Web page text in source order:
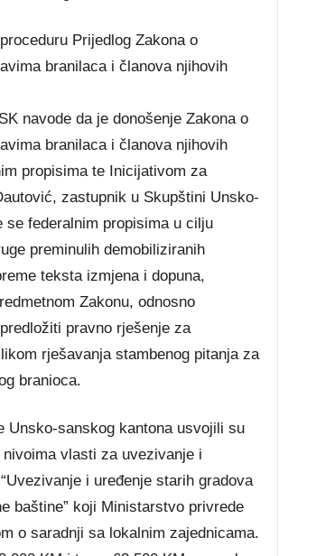
Prijedlog Zakona o
branilaca i članova njihovih
navode da je donošenje Zakona o
branilaca i članova njihovih
propisima te Inicijativom za
zastupnik u Skupštini Unsko-
federalnim propisima u cilju
preminulih demobiliziranih
teksta izmjena i dopuna,
Zakonu, odnosno
pravno rješenje za
rješavanja stambenog pitanja za
branioca.
Unsko-sanskog kantona usvojili su
vlasti za uvezivanje i
i uređenje starih gradova
baštine” koji Ministarstvo privrede
o saradnji sa lokalnim zajednicama.